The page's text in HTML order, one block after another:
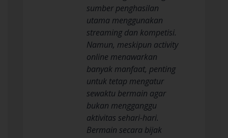
sumber penghasilan
utama menggunakan
streaming dan kompetisi.
Namun, meskipun activity
online menawarkan
banyak manfaat, penting
untuk tetap mengatur
sewaktu bermain agar
bukan mengganggu
aktivitas sehari-hari.
Bermain secara bijak